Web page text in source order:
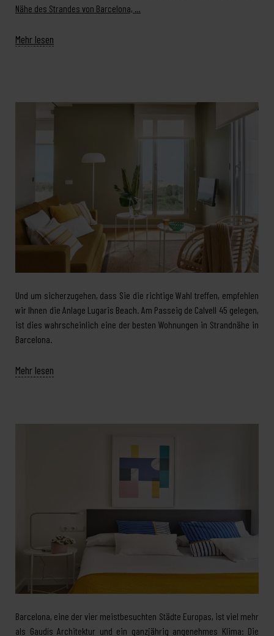
Nähe des Strandes von Barcelona, …
Mehr lesen
Und um sicherzugehen, dass Sie die richtige Wahl treffen, empfehlen
wir Ihnen die Anlage Lugaris Beach. Am Passeig de Calvell 45 gelegen,
ist dies wahrscheinlich eine der besten Wohnungen in Strandnähe in
Barcelona.
Mehr lesen
Barcelona, eine der vier meistbesuchten Städte Europas, ist viel mehr
als Gaudís Architektur und ein ganzjährig angenehmes Klima: Die